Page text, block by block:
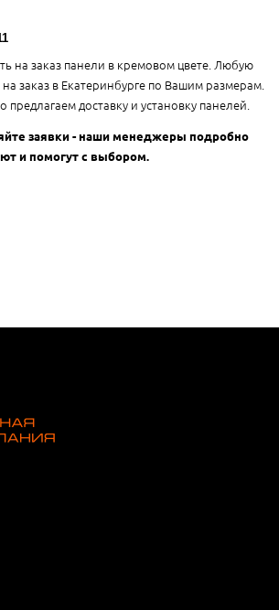
на заказ панели в кремовом цвете. Любую
заказ в Екатеринбурге по Вашим размерам.
доставку и установку панелей.
заявки - наши менеджеры подробно
и помогут с выбором.